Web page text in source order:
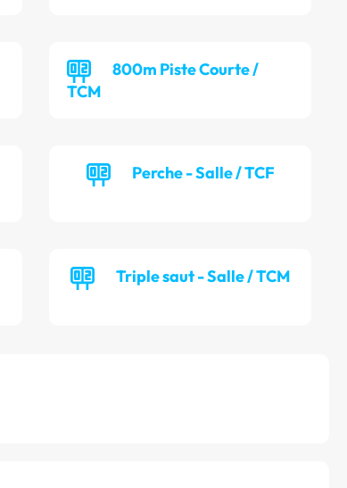
800m Piste Courte /
TCM
Perche - Salle / TCF
Triple saut - Salle / TCM